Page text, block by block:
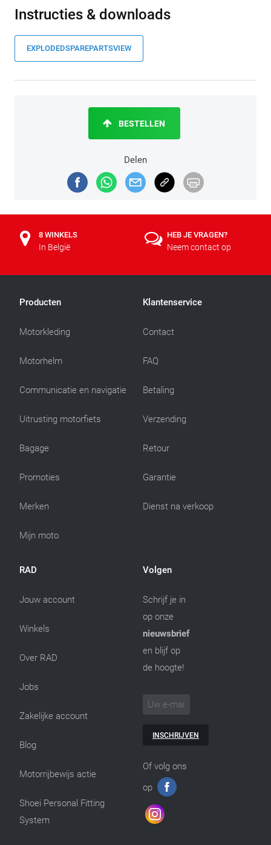
Instructies & downloads
EXPLODEDSPAREPARTSVIEW
Delen
BESTELLEN
8 WINKELS
In België
HEB JE VRAGEN?
Neem contact op
Producten
Motorkleding
Motorhelm
Communicatie en navigatie
Uitrusting motorfiets
Bagage
Promoties
Merken
Mijn moto
Klantenservice
Contact
FAQ
Betaling
Verzending
Retour
Garantie
Dienst na verkoop
RAD
Jouw account
Winkels
Over RAD
Jobs
Zakelijke account
Blog
Motorrijbewijs actie
Shoei Personal Fitting
System
Volgen
Schrijf je in
op onze
nieuwsbrief
en blijf op
de hoogte!
INSCHRIJVEN
Of volg ons
op